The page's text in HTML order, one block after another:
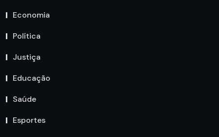
Economia
Política
Justiça
Educação
Saúde
Esportes